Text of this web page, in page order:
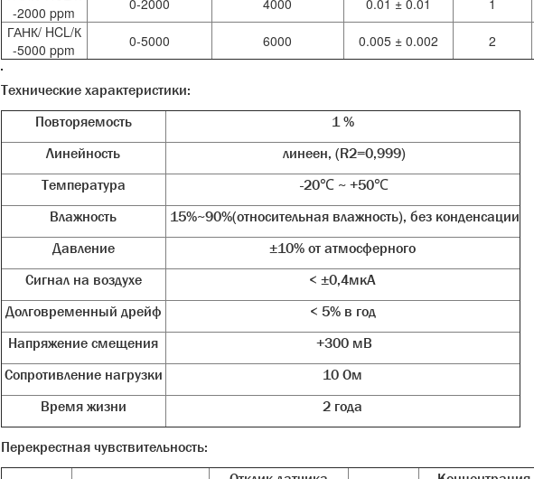
-2000 ppm
0-2000 4000 0.01 ± 0.01 1
ГАНК/ HCL/К
-5000 ppm
0-5000 6000 0.005 ± 0.002 2
Технические характеристики:
Повторяемость
1 %
Линейность
линеен, (R2=0,999)
Температура
-20℃ ~ +50℃
Влажность
15%~90%(относительная влажность), без конденсации
Давление
±10% от атмосферного
Сигнал на воздухе
< ±0,4мкА
Долговременный дрейф
< 5% в год
Напряжение смещения
+300 мВ
Сопротивление нагрузки
10 Ом
Время жизни
2 года
Перекрестная чувствительность: